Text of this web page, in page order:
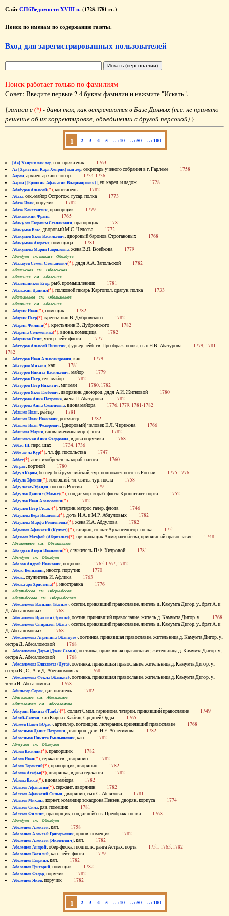
СайтСПбВедомости XVIII в. (1728-1781 гг.)
Поиск по именам по содержанию газеты.
Вход для зарегистрированных пользователей
Поиск работает только по фамилиям
Совет: Введите первые 2-4 буквы фамилии и нажмите "Искать".
{записи с(*)- даны так, как встречаются в Базе Данных (т.е. не принято
решение об их корректировке, объединении с другой персоной) }
1 2 3 4 5 ..+10 ..+50 ..+100
[Аа] Хенрик ван дер, гол. приказчик 1763
Аа [Христиан Карл Хенрик] ван дер, секретарь ученого собрания в г. Гарлеме 1758
Аарон, архиеп. архангелогор. 1734-1736
Аарон [(Еропкин Афанасий Владимирович)], еп. карел. и ладож. 1728
Абабуров Алексей(*), констапель 1782
Абаза, сек.-майор Острогож. гусар. полка 1773
Абаза Иван, поручик 1782
Абаза Константин, прапорщик 1779
Абаковский Франц 1765
Абакулов Евдоким Степанович, прапорщик 1781
Абакумов Влас, дворовый М.С. Челеева 1772
Абакумов Яков Васильевич, дворовый баронов Строгановых 1768
Абакумова Авдотья, помещица 1781
Абакумова Мария Гавриловна, жена В.Я. Воейкова 1779
Абалдуев см. также Оболдуев
Абалдуев Семен Степанович(*), дядя А.А. Запольской 1782
Абаленская см. Оболенская
Абалешев см. Аболешев
Абалишников Егор, рыб. промышленник 1781
Абалыхин Даниил(*), полковой писарь Каргопол. драгун. полка 1733
Абальянинов см. Обольянинов
Абаляшев см. Аболешев
Абарин Иван(*), помещик 1782
Абарин Петр(*), крестьянин В. Дубровского 1782
Абарин Филипп(*), крестьянин В. Дубровского 1782
Абарина Соломонида(*), вдова, помещица 1782
Абаринов Осип, унтер-лейт. флота 1777
Абатуров Алексей Никитич, фурьер лейб-гв. Преображ. полка, сын Н.В. Абатурова 1779, 1781-
1782
Абатуров Иван Александрович, кап. 1779
Абатуров Михаил, кап. 1781
Абатуров Никита Васильевич, майор 1779
Абатуров Петр, сек.-майор 1782
Абатуров Петр Никитич, мичман 1780, 1782
Абатуров Яков Глебович, дворянин, двоюрод. дядя А.И. Житновой 1780
Абатурова Анна Петровна, жена П. Абатурова 1782
Абатурова Анна Семеновна, вдова майора 1776, 1779, 1781-1782
Абашев Иван, рейтар 1781
Абашев Иван Иванович, ротмистр 1782
Абашев Иван Федорович, [дворовый] человек Е.Л. Чирикова 1766
Абашева Мария, вдова мичмана мор. флота 1782
Абашевская Анна Федоровна, вдова поручика 1768
Аббас III, перс. шах 1734, 1736
Аббе де ла Кур(*), чл. фр. посольства 1747
Аббот(*), англ. изобретатель кораб. насоса 1760
Абграт, портной 1780
Абдул Керим, беглер-бей румелийский, тур. полномоч. посол в России 1775-1776
Абдула Эфенди(*), конюший, чл. свиты тур. посла 1758
Абдуласах-Эфенди, посол в России 1779
Абдулов Даниил (Мамет)(*), солдат мор. кораб. флота Кронштадт. порта 1752
Абдулов Иван Алексеевич(*) 1782
Абдулов Петр (Асак)(*), татарин, матрос галер. флота 1746
Абдулова Вера Ивановна(*), дочь И.А. и М.Р. Абдуловых 1782
Абдулова Марфа Родионовна(*), жена И.А. Абдулова 1782
Абдыков Афанасий (Кулмет)(*), татарин, солдат Архангелогор. полка 1751
Абдяков Матфей (Абдяселет)(*), прядильщик Адмиралтейства, принявший православие 1748
Абезьянинов см. Обезьянинов
Абелдеев Авдей Иванович(*), служитель П.Ф. Хитровой 1781
Абелдуев см. Оболдуев
Абелов Андрей Иванович, подполк. 1765-1767, 1782
Абелс Вениамин, иностр. поручик 1770
Абель, служитель И. Афлика 1763
Абельгард Христина(*), иностранка 1776
Абернибесов см. Обернибесов
Абернибесова см. Обернибесова
Абесаломов Василий (Басиле), осетин, принявший православие, житель д. Камумта Дигор. у., брат А. и
Д. Абесаломовых 1768
Абесаломов Ираклий (Эрекле), осетин, принявший православие, житель д. Камумта Дигор. у. 1768
Абесаломов Спиридон (Жага), осетин, принявший православие, житель д. Камумта Дигор. у., брат А. и
Д. Абесаломовых 1768
Абесаломова Агрипина (Жантуте), осетинка, принявшая православие, жительница д. Камумта Дигор. у.,
сестра Д. Абесаломовой 1768
Абесаломова Дарья (Джан Семен), осетинка, принявшая православие, жительница д. Камумта Дигор. у.,
сестра А. Абесаломовой 1768
Абесаломова Елизавета (Дуга), осетинка, принявшая православие, жительница д. Камумта Дигор. у.,
сестра В., С., А. и Д. Абесаломовых 1768
Абесаломова Фекла (Жамкис), осетинка, принявшая православие, жительница д. Камумта Дигор. у.,
тетка И. Абесаломова 1768
Абильгор Серен, дат. писатель 1782
Абисаломов см. Абесаломов
Абисаломова см. Абесаломова
Абкузин Никита (Танба)(*), солдат Смол. гарнизона, татарин, принявший православие 1749
Аблай-Салтан, хан Киргиз-Кайсац. Средней Орды 1765
Аблеев Павел (Юрас), артиллер. погонщик, лютеранин, принявший православие 1768
Аблесимов Денис Петрович, двоюрод. дядя Н.Е. Аблесимова 1782
Аблесимов Никита Емельянович, кап. 1782
Аблеухов см. Облеухов
Аблов Василий(*), прапорщик 1782
Аблов Иван(*), сержант гв., дворянин 1782
Аблов Терентий(*), прапорщик, дворянин 1782
Аблова Агафья(*), дворянка, вдова сержанта 1782
Аблова Васса(*), вдова майора 1782
Аблязов Афанасий(*), сержант, дворянин 1782
Аблязов Афанасий Силыч, дворянин, сын С. Аблязова 1781
Аблязов Михаил, корнет, командир эскадрона Пензен. дворян. корпуса 1774
Аблязов Сила, ряз. помещик 1781
Аблязов Филипп, прапорщик, солдат лейб-гв. Преображ. полка 1768
Аболдуев см. Оболдуев
Аболешев Алексей, кап. 1758
Аболешев Алексей Григорьевич, орлов. помещик 1782
Аболешев Алексей [Яковлевич], кап. 1782
Аболешев Андрей, обер-фискал подполк. ранга Астрах. порта 1751, 1765, 1782
Аболешев Василий, кап.-лейт. флота 1779
Аболешев Гавриил, кап. 1782
Аболешев Григорий, помещик 1782
Аболешев Федор, поручик 1782
Аболешев Яков, поручик 1782
1 2 3 4 5 ..+10 ..+50 ..+100